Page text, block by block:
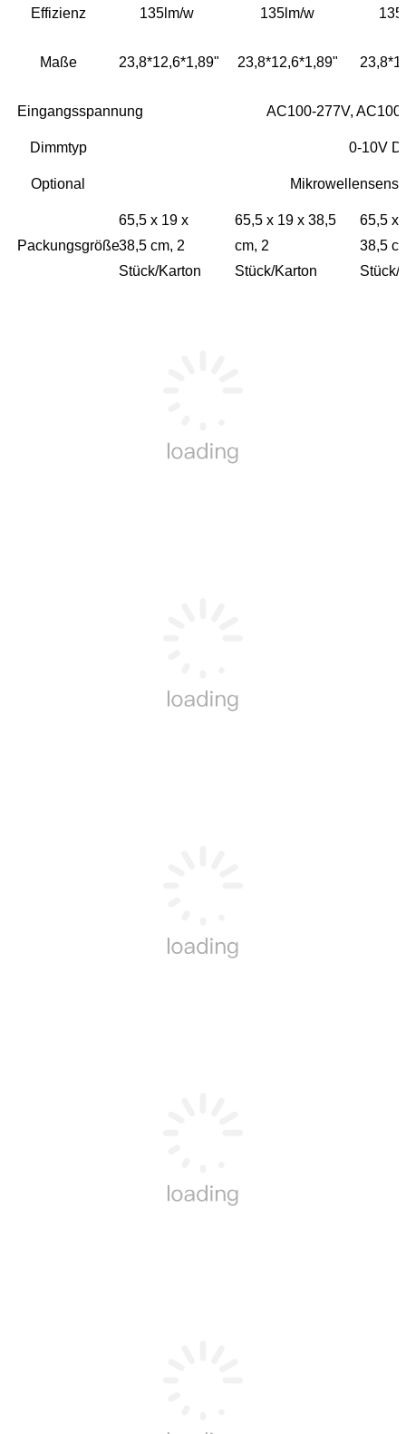
Effizienz 135lm/w 135lm/w
Maße 23,8*12,6*1,89" 23,8*12,6*1,89"
Eingangsspannung AC100-277V,
Dimmtyp 0-10V
Optional
Packungsgröße
65,5 x 19 x
38,5 cm, 2
Stück/Karton
65,5 x 19 x 38,5
cm, 2
Stück/Karton
65,5 x
38,5
Stück/